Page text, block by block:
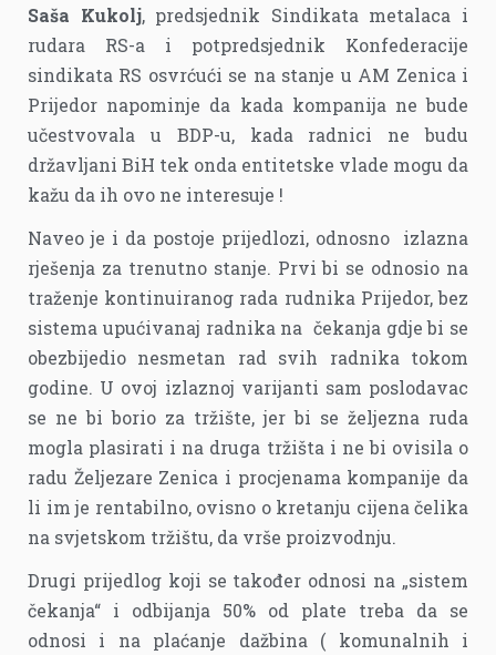
Saša Kukolj, predsjednik Sindikata metalaca i
rudara RS-a i potpredsjednik Konfederacije
sindikata RS osvrćući se na stanje u AM Zenica i
Prijedor napominje da kada kompanija ne bude
učestvovala u BDP-u, kada radnici ne budu
državljani BiH tek onda entitetske vlade mogu da
kažu da ih ovo ne interesuje !
Naveo je i da postoje prijedlozi, odnosno izlazna
rješenja za trenutno stanje. Prvi bi se odnosio na
traženje kontinuiranog rada rudnika Prijedor, bez
sistema upućivanaj radnika na čekanja gdje bi se
obezbijedio nesmetan rad svih radnika tokom
godine. U ovoj izlaznoj varijanti sam poslodavac
se ne bi borio za tržište, jer bi se željezna ruda
mogla plasirati i na druga tržišta i ne bi ovisila o
radu Željezare Zenica i procjenama kompanije da
li im je rentabilno, ovisno o kretanju cijena čelika
na svjetskom tržištu, da vrše proizvodnju.
Drugi prijedlog koji se također odnosi na „sistem
čekanja“ i odbijanja 50% od plate treba da se
odnosi i na plaćanje dažbina ( komunalnih i